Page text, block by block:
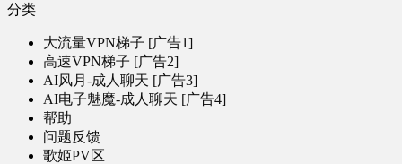
分类
大流量VPN梯子 [广告1]
高速VPN梯子 [广告2]
AI风月-成人聊天 [广告3]
AI电子魅魔-成人聊天 [广告4]
帮助
问题反馈
歌姬PV区